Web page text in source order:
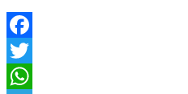
Facebook
Twitter